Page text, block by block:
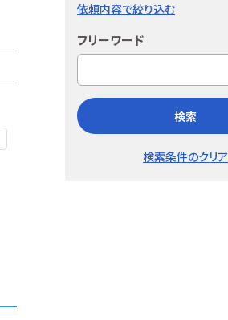
依頼内容で絞り込む
フリーワード
検索
検索条件のクリア